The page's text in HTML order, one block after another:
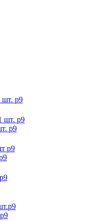
шт. р9
р9